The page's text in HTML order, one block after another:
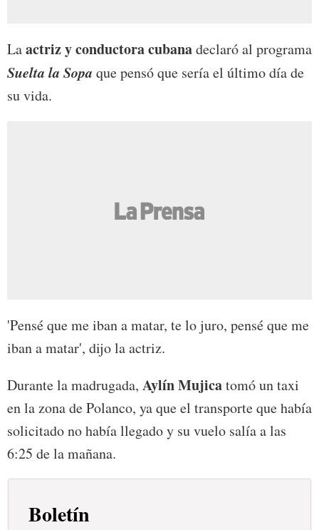
Laactriz y conductora cubanadeclaró al programa
Suelta la Sopa que pensó que sería el último día de
su vida.
'Pensé que me iban a matar, te lo juro, pensé que me
iban a matar', dijo la actriz.
Durante la madrugada, Aylín Mujicatomó un taxi
en la zona de Polanco, ya que el transporte que había
solicitado no había llegado y su vuelo salía a las
6:25 de la mañana.
Boletín